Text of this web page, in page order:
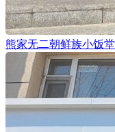
熊家无二朝鲜族小饭堂